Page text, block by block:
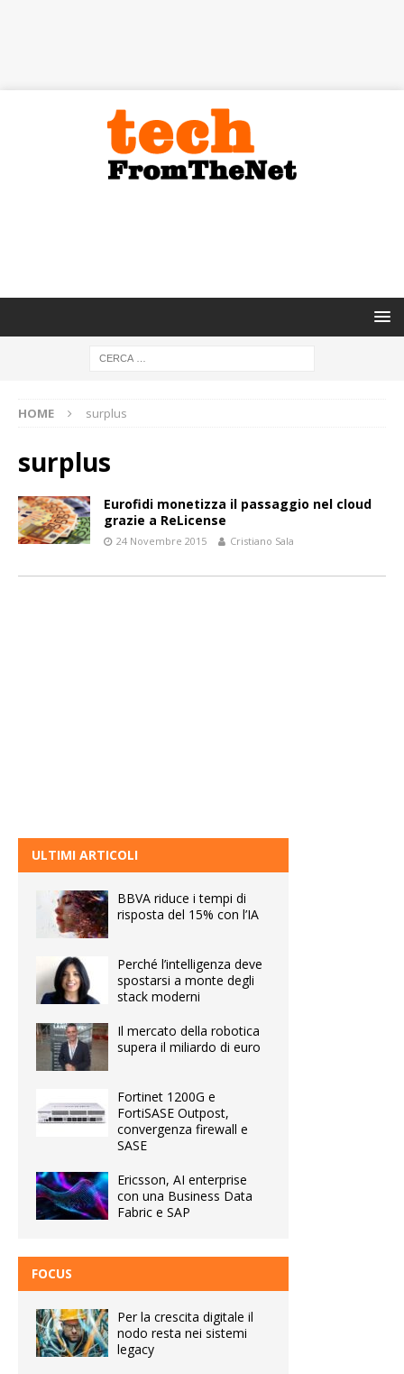
HOME surplus
surplus
Eurofidi monetizza il passaggio nel cloud
grazie a ReLicense
24 Novembre 2015 Cristiano Sala
ULTIMI ARTICOLI
BBVA riduce i tempi di
risposta del 15% con l’IA
Perché l’intelligenza deve
spostarsi a monte degli
stack moderni
Il mercato della robotica
supera il miliardo di euro
Fortinet 1200G e
FortiSASE Outpost,
convergenza firewall e
SASE
Ericsson, AI enterprise
con una Business Data
Fabric e SAP
FOCUS
Per la crescita digitale il
nodo resta nei sistemi
legacy